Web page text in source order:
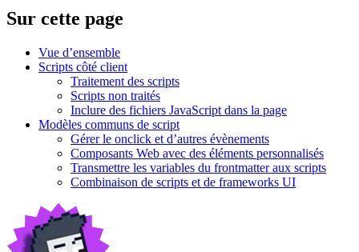
Sur cette page
Vue d’ensemble
Scripts côté client
Traitement des scripts
Scripts non traités
Inclure des fichiers JavaScript dans la page
Modèles communs de script
Gérer le onclick et d’autres évènements
Composants Web avec des éléments personnalisés
Transmettre les variables du frontmatter aux scripts
Combinaison de scripts et de frameworks UI